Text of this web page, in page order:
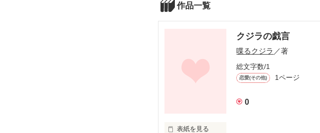
作品一覧
クジラの戯言
喋るクジラ ／著
総文字数/1
恋愛(その他) 1ページ
0
表紙を見る